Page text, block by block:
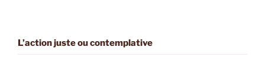
L’action juste ou contemplative